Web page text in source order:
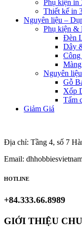
Phụ kiện in
Thiết kế in
Nguyên liệu –
Phụ kiện &
Đèn
Dây
Công
Nguyên liệu
Gỗ
Xốp
Tấm
Giảm Giá
Địa chỉ: Tầng 4, số 7
Email:
HOTLINE
+84.333.66.8989
GIỚI THIỆU